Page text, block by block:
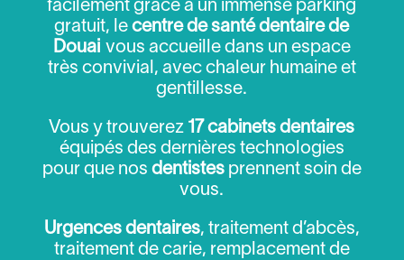
facilement grâce à un immense parking
gratuit, lecentre de santé dentaire de
Douaivous accueille dans un espace
très convivial, avec chaleur humaine et
gentillesse.
Vous y trouverez 17 cabinets dentaires
équipés des dernières technologies
pour que nos dentistesprennent soin de
vous.
Urgences dentaires, traitement d’abcès,
traitement de carie, remplacement de